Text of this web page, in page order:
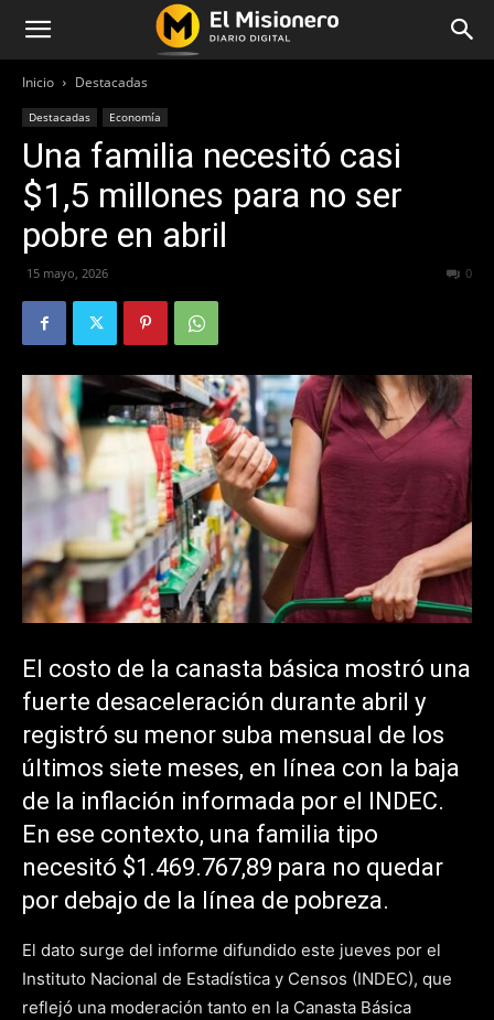
Inicio Destacadas
Destacadas Economía
Una familia necesitó casi
$1,5 millones para no ser
pobre en abril
15 mayo, 2026 0
El costo de la canasta básica mostró una
fuerte desaceleración durante abril y
registró su menor suba mensual de los
últimos siete meses, en línea con la baja
de la inflación informada por el INDEC.
En ese contexto, una familia tipo
necesitó $1.469.767,89 para no quedar
por debajo de la línea de pobreza.
El dato surge del informe difundido este jueves por el
Instituto Nacional de Estadística y Censos (INDEC), que
reflejó una moderación tanto en la Canasta Básica